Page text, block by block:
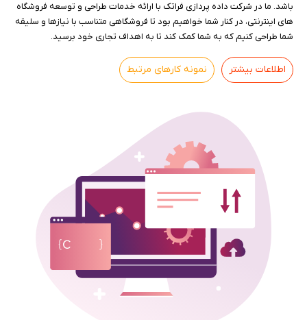
باشد. ما در شرکت داده پردازی فراتک با ارائه خدمات طراحی و توسعه فروشگاه
های اینترنتی، در کنار شما خواهیم بود تا فروشگاهی متناسب با نیازها و سلیقه
شما طراحی کنیم که به شما کمک کند تا به اهداف تجاری خود برسید.
اطلاعات بیشتر نمونه کارهای مرتبط